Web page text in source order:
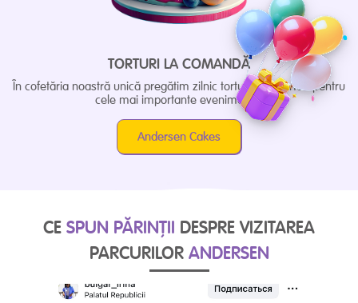
TORTURI LA COMANDĂ
În cofetăria noastră unică pregătim zilnic torturi și deserturi pentru
cele mai importante evenimente.
Andersen Cakes
CE SPUN PĂRINȚII DESPRE VIZITAREA
PARCURILOR ANDERSEN